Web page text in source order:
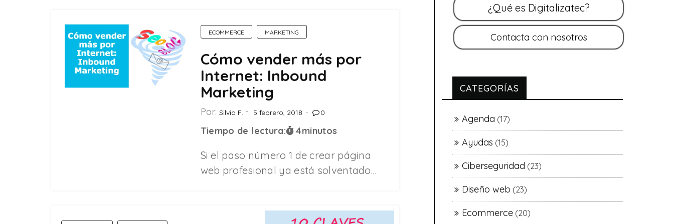
ECOMMERCE MARKETING
Cómo vender más por
Internet: Inbound
Marketing
Por: Silvia F. 5 febrero, 2018 0
Tiempo de lectura: 4minutos
Si el paso número 1 de crear página
web profesional ya está solventado…
CATEGORÍAS
Agenda (17)
Ayudas (15)
Ciberseguridad (23)
Diseño web (23)
Ecommerce (20)